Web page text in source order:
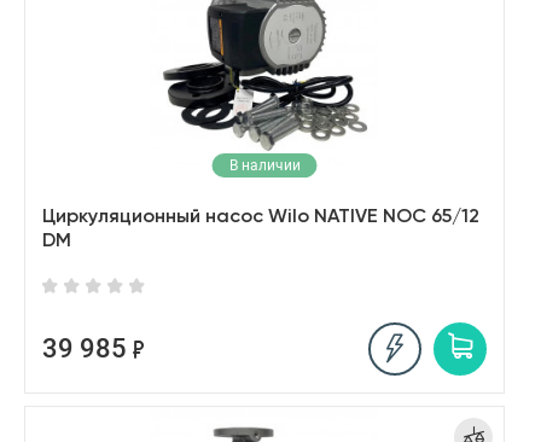
В наличии
Циркуляционный насос Wilo NATIVE NOC 65/12
DM
39 985